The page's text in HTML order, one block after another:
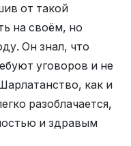
от такой
на своём, но
Он знал, что
уговоров и не
как и
разоблачается,
и здравым